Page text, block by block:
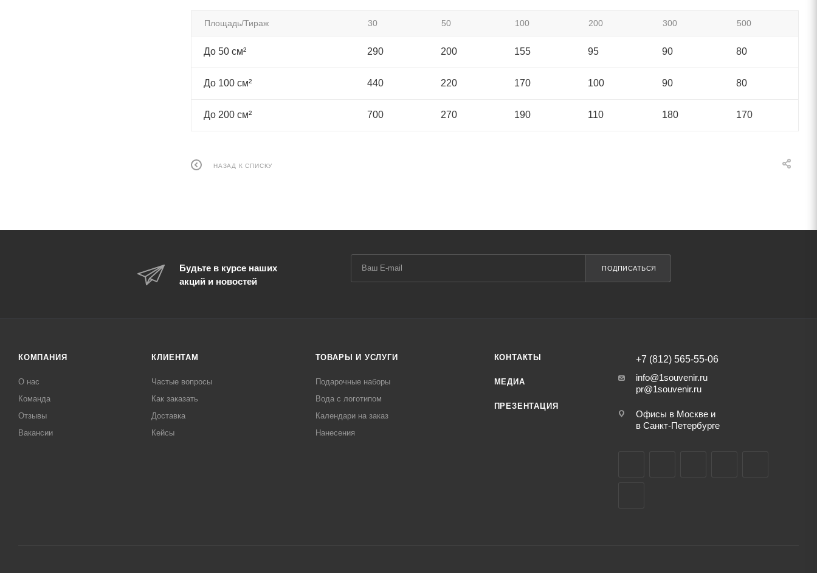
Площадь/Тираж 30 50 100 200 300 500
До 50 см² 290 200 155 95 90 80
До 100 см² 440 220 170 100 90 80
До 200 см² 700 270 190 110 180 170
НАЗАД К СПИСКУ
Будьте в курсе наших
акций и новостей
ПОДПИСАТЬСЯ
КОМПАНИЯ
О нас
Команда
Отзывы
Вакансии
КЛИЕНТАМ
Частые вопросы
Как заказать
Доставка
Кейсы
ТОВАРЫ И УСЛУГИ
Подарочные наборы
Вода с логотипом
Календари на заказ
Нанесения
КОНТАКТЫ
МЕДИА
ПРЕЗЕНТАЦИЯ
+7 (812) 565-55-06
info@1souvenir.ru
pr@1souvenir.ru
Офисы в Москве и
в Санкт-Петербурге